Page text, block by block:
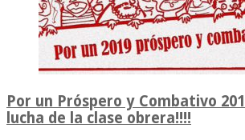
Por un Próspero y Combativo
lucha de la clase obrera!!!!